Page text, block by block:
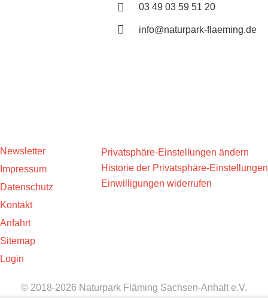
03 49 03 59 51 20
info@naturpark-flaeming.de
Newsletter
Impressum
Datenschutz
Kontakt
Anfahrt
Sitemap
Login
Privatsphäre-Einstellungen ändern
Historie der Privatsphäre-Einstellungen
Einwilligungen widerrufen
© 2018-2026 Naturpark Fläming Sachsen-Anhalt e.V.